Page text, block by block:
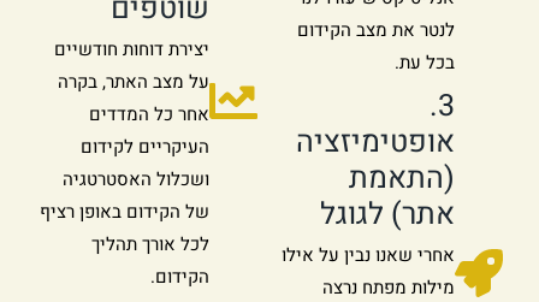
לנטר את מצב הקידום
בכל עת.
3.
אופטימיזציה
(התאמת
אתר) לגוגל
אחרי שאנו נבין על אילו
מילות מפתח נרצה
יצירת דוחות חודשיים
על מצב האתר, בקרה
אחר כל המדדים
העיקריים לקידום
ושכלול האסטרטגיה
של הקידום באופן רציף
לכל אורך תהליך
הקידום.